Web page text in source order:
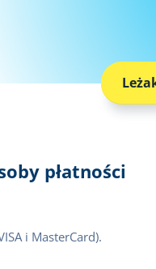
płatności
i MasterCard).